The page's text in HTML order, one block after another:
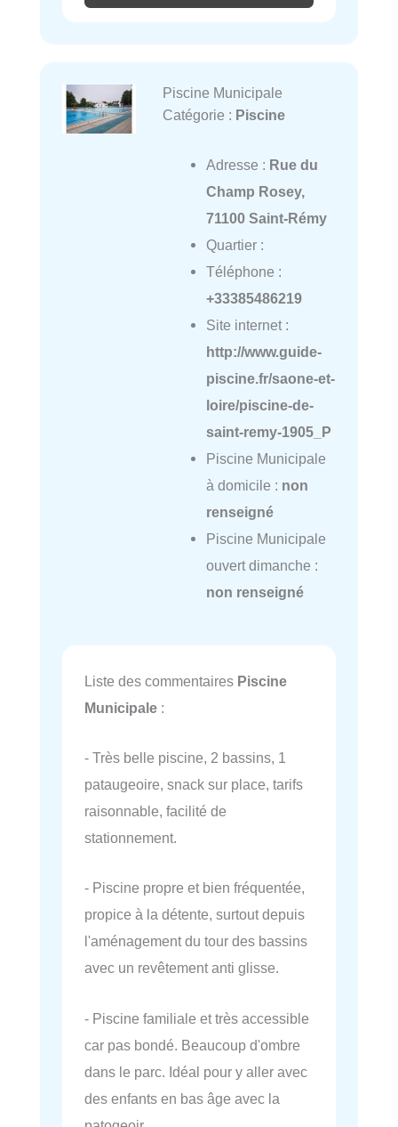
Piscine Municipale
Catégorie : Piscine
Adresse : Rue du
Champ Rosey,
71100 Saint-Rémy
Quartier :
Téléphone :
+33385486219
Site internet :
http://www.guide-
piscine.fr/saone-et-
loire/piscine-de-
saint-remy-1905_P
Piscine Municipale
à domicile : non
renseigné
Piscine Municipale
ouvert dimanche :
non renseigné
Liste des commentaires Piscine
Municipale :
- Très belle piscine, 2 bassins, 1
pataugeoire, snack sur place, tarifs
raisonnable, facilité de
stationnement.
- Piscine propre et bien fréquentée,
propice à la détente, surtout depuis
l'aménagement du tour des bassins
avec un revêtement anti glisse.
- Piscine familiale et très accessible
car pas bondé. Beaucoup d'ombre
dans le parc. Idéal pour y aller avec
des enfants en bas âge avec la